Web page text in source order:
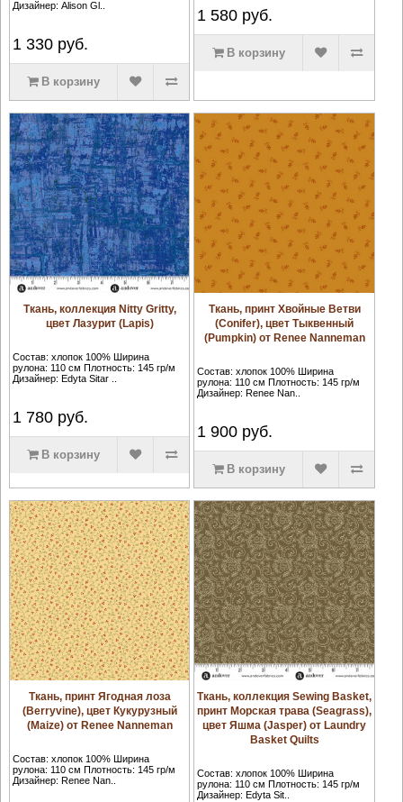
Дизайнер: Alison Gl..
1 330руб.
В корзину
1 580 руб.
В корзину
Ткань, коллекция Nitty Gritty,
цвет Лазурит (Lapis)
Состав: хлопок 100% Ширина
рулона: 110 см Плотность: 145 гр/м
Дизайнер: Edyta Sitar ..
1 780руб.
В корзину
Ткань, принт Хвойные Ветви
(Conifer), цвет Тыквенный
(Pumpkin) от Renee Nanneman
Состав: хлопок 100% Ширина
рулона: 110 см Плотность: 145 гр/м
Дизайнер: Renee Nan..
1 900 руб.
В корзину
Ткань, принт Ягодная лоза
(Berryvine), цвет Кукурузный
(Maize) от Renee Nanneman
Состав: хлопок 100% Ширина
рулона: 110 см Плотность: 145 гр/м
Дизайнер: Renee Nan..
Ткань, коллекция Sewing Basket,
принт Морская трава (Seagrass),
цвет Яшма (Jasper) от Laundry
Basket Quilts
Состав: хлопок 100% Ширина
рулона: 110 см Плотность: 145 гр/м
Дизайнер: Edyta Sit..